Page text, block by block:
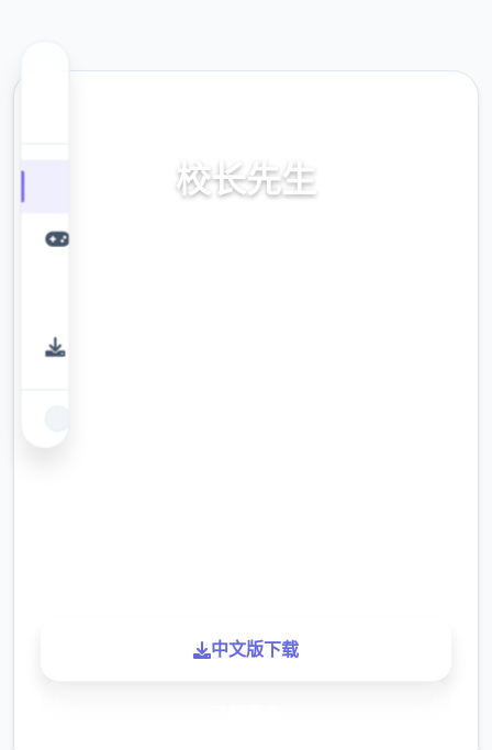
校长先生
官方繁体中文，空费载入，绿色下方载，全部
中文版下载